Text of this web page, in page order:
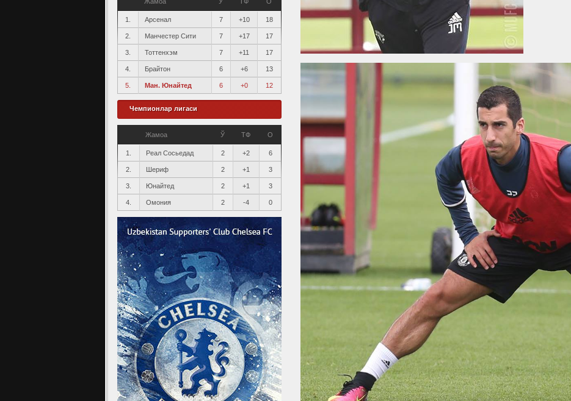
1. Арсенал 7 +10 18
2. Манчестер Сити 7 +17 17
3. Тоттенхэм 7 +11 17
4. Брайтон 6 +6 13
5. Ман. Юнайтед 6 +0 12
Чемпионлар лигаси
Жамоа Ў ТФ О
1. Реал Сосьедад 2 +2 6
2. Шериф 2 +1 3
3. Юнайтед 2 +1 3
4. Омония 2 -4 0